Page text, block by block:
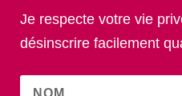
Je respecte votre vie
désinscrire facilement